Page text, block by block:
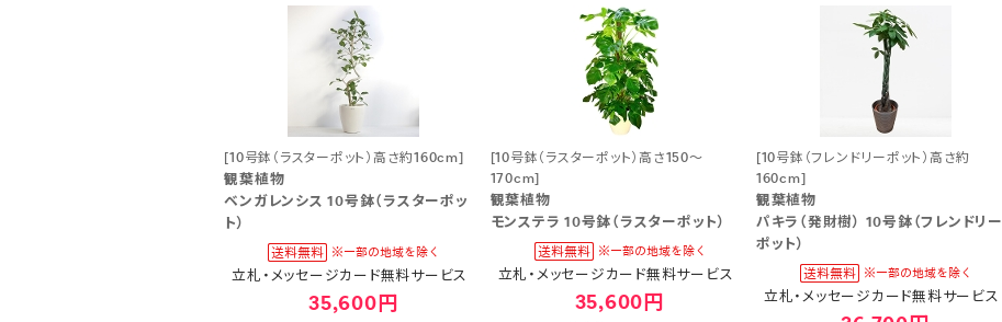
[10号鉢（ラスターポット）高さ約160cm]
観葉植物
ベンガレンシス 10号鉢（ラスターポッ
ト）
立札・メッセージカード無料サービス
35,600円
[10号鉢（ラスターポット）高さ150～
170cm]
観葉植物
モンステラ 10号鉢（ラスターポット）
立札・メッセージカード無料サービス
35,600円
[10号鉢（フレンドリーポット）高さ約
160cm]
観葉植物
パキラ（発財樹） 10号鉢（フレンドリー
ポット）
立札・メッセージカード無料サービス